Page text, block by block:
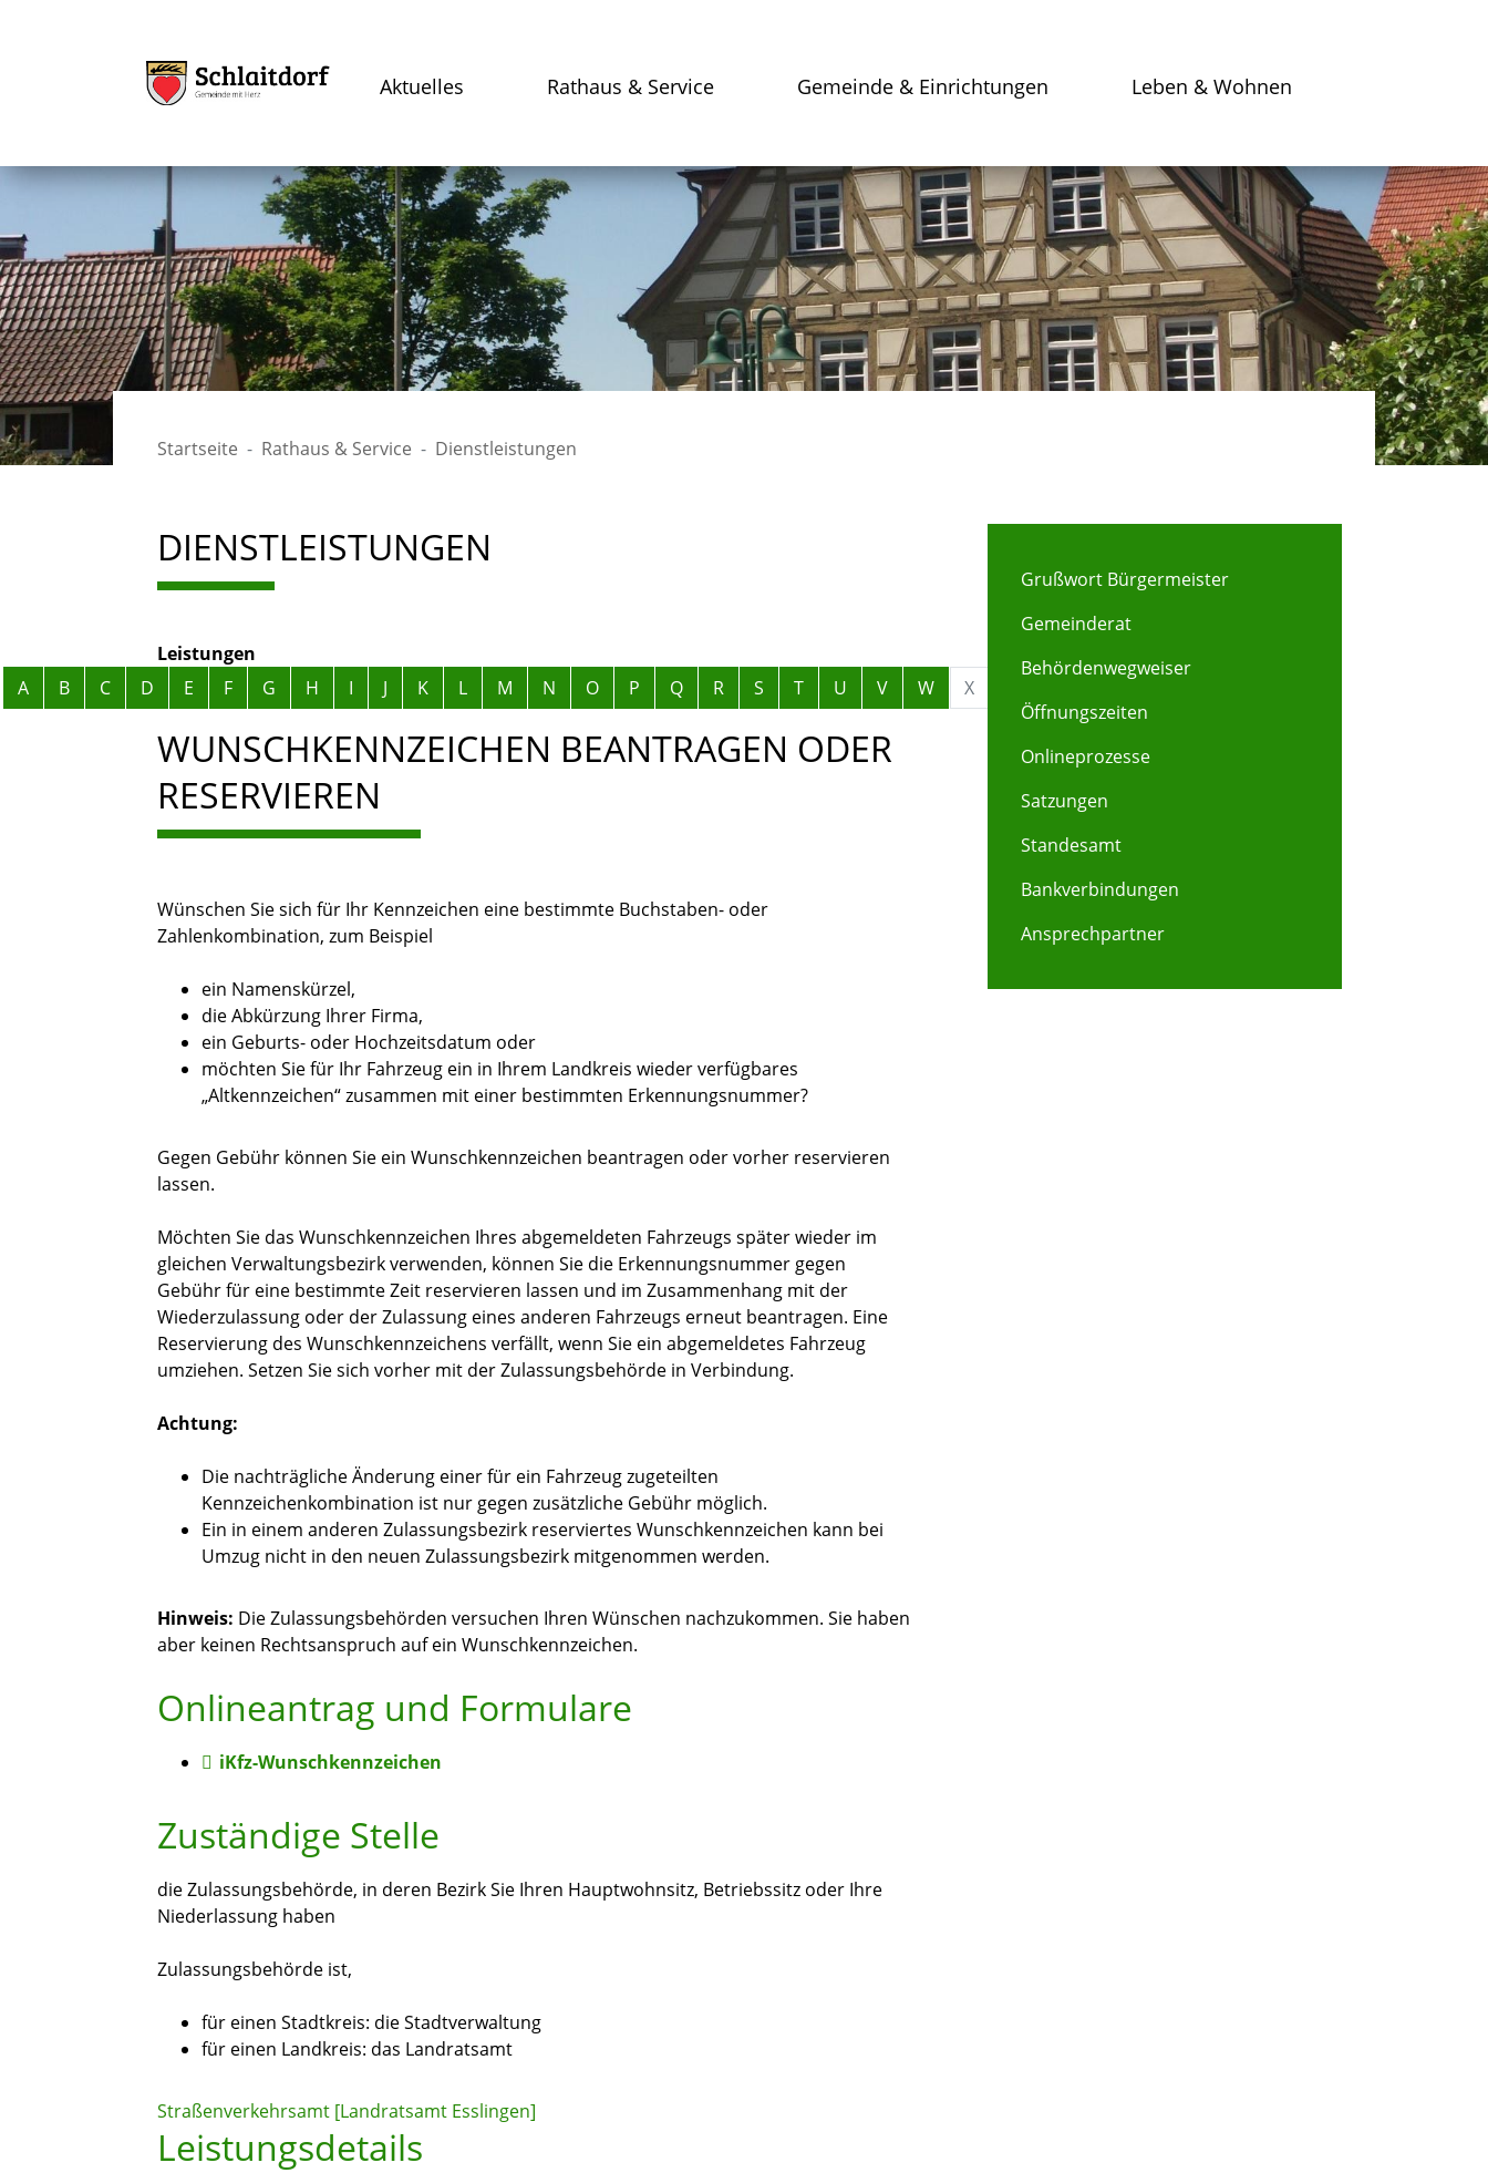
Aktuelles Rathaus & Service Gemeinde & Einrichtungen Leben & Wohnen
Startseite Rathaus & Service Dienstleistungen
DIENSTLEISTUNGEN
Leistungen
Alphabetisches Register überspringen
A B C D E F G H I J K L M N O P Q R S T U V W X
WUNSCHKENNZEICHEN BEANTRAGEN ODER
RESERVIEREN
Wünschen Sie sich für Ihr Kennzeichen eine bestimmte Buchstaben- oder
Zahlenkombination, zum Beispiel
ein Namenskürzel,
die Abkürzung Ihrer Firma,
ein Geburts- oder Hochzeitsdatum oder
möchten Sie für Ihr Fahrzeug ein in Ihrem Landkreis wieder verfügbares
„Altkennzeichen“ zusammen mit einer bestimmten Erkennungsnummer?
Gegen Gebühr können Sie ein Wunschkennzeichen beantragen oder vorher reservieren
lassen.
Möchten Sie das Wunschkennzeichen Ihres abgemeldeten Fahrzeugs später wieder im
gleichen Verwaltungsbezirk verwenden, können Sie die Erkennungsnummer gegen
Gebühr für eine bestimmte Zeit reservieren lassen und im Zusammenhang mit der
Wiederzulassung oder der Zulassung eines anderen Fahrzeugs erneut beantragen. Eine
Reservierung des Wunschkennzeichens verfällt, wenn Sie ein abgemeldetes Fahrzeug
umziehen. Setzen Sie sich vorher mit der Zulassungsbehörde in Verbindung.
Achtung:
Die nachträgliche Änderung einer für ein Fahrzeug zugeteilten
Kennzeichenkombination ist nur gegen zusätzliche Gebühr möglich.
Ein in einem anderen Zulassungsbezirk reserviertes Wunschkennzeichen kann bei
Umzug nicht in den neuen Zulassungsbezirk mitgenommen werden.
Hinweis: Die Zulassungsbehörden versuchen Ihren Wünschen nachzukommen. Sie haben
aber keinen Rechtsanspruch auf ein Wunschkennzeichen.
Onlineantrag und Formulare
iKfz-Wunschkennzeichen
Zuständige Stelle
die Zulassungsbehörde, in deren Bezirk Sie Ihren Hauptwohnsitz, Betriebssitz oder Ihre
Niederlassung haben
Zulassungsbehörde ist,
für einen Stadtkreis: die Stadtverwaltung
für einen Landkreis: das Landratsamt
Straßenverkehrsamt [Landratsamt Esslingen]
Leistungsdetails
Grußwort Bürgermeister
Gemeinderat
Behördenwegweiser
Öffnungszeiten
Onlineprozesse
Satzungen
Standesamt
Bankverbindungen
Ansprechpartner